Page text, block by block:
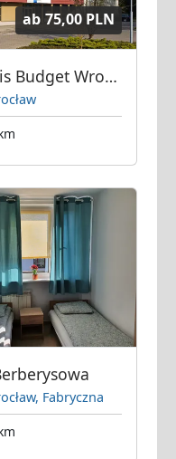
ab 75,00 PLN
Hotel ibis Budget Wrocław Stadion
Fabryczna